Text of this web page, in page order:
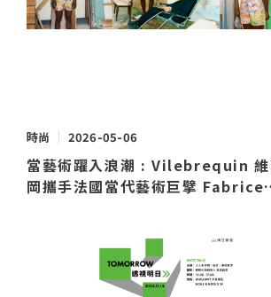
時尚 2026-05-06
當藝術躍入浪潮 : Vilebrequin 維
岡攜手法國當代藝術巨擘 Fabrice